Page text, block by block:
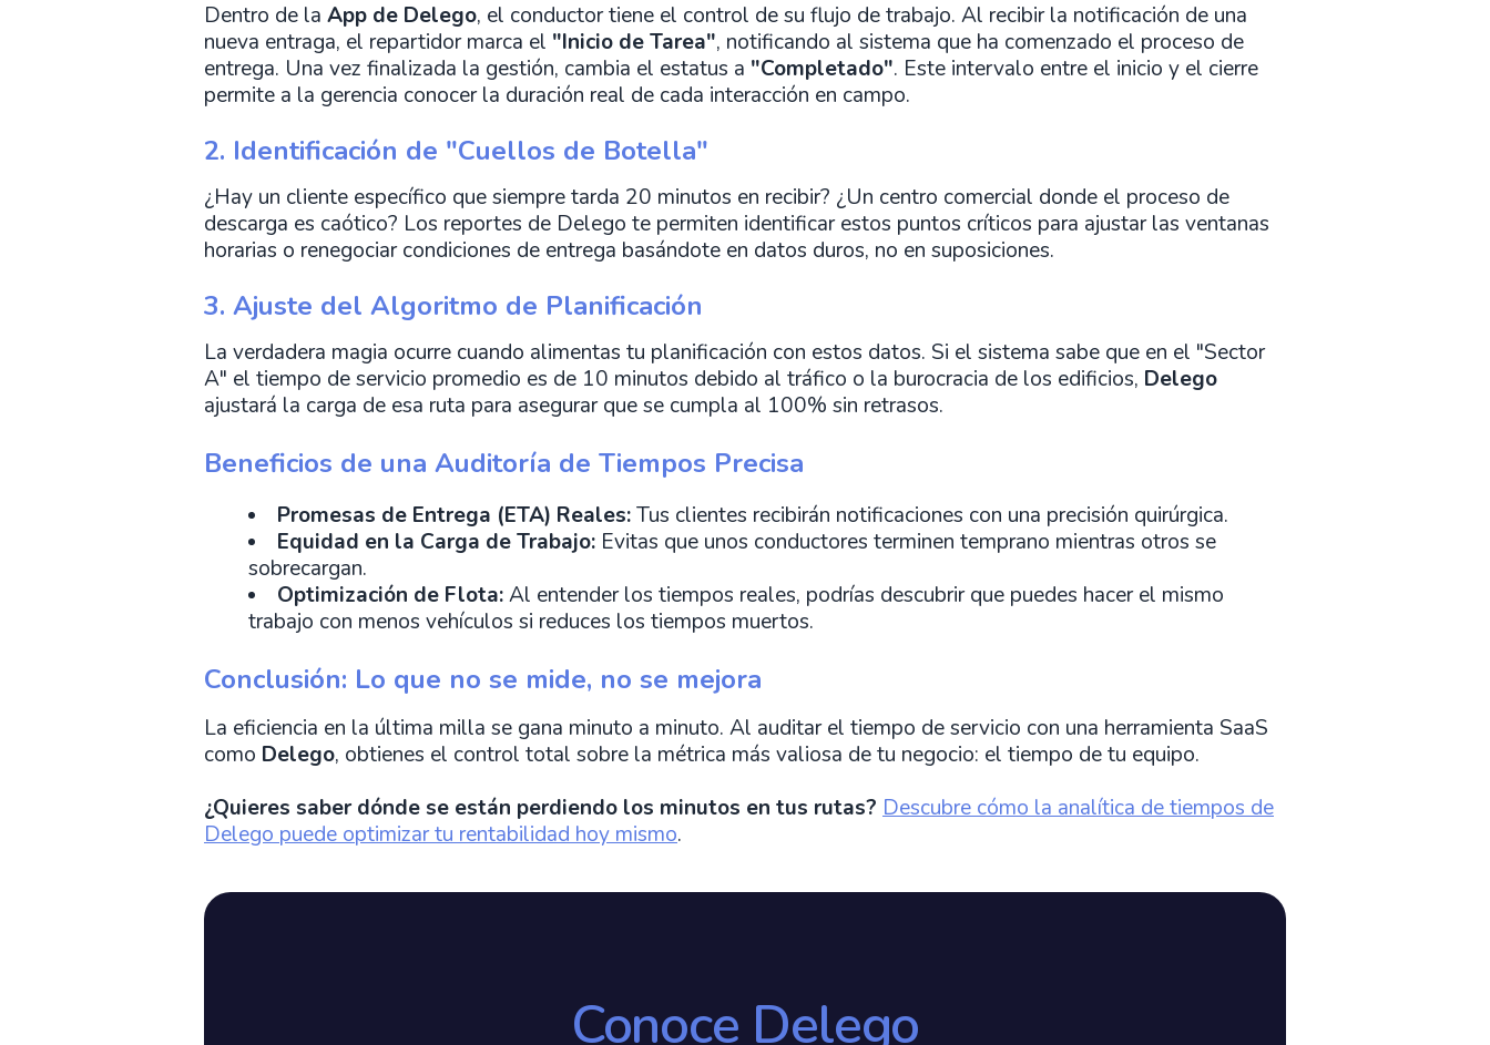
Dentro de la App de Delego, el conductor tiene el control de su flujo de trabajo. Al recibir la notificación de una
nueva entraga, el repartidor marca el "Inicio de Tarea", notificando al sistema que ha comenzado el proceso de
entrega. Una vez finalizada la gestión, cambia el estatus a "Completado". Este intervalo entre el inicio y el cierre
permite a la gerencia conocer la duración real de cada interacción en campo.
2. Identificación de "Cuellos de Botella"
¿Hay un cliente específico que siempre tarda 20 minutos en recibir? ¿Un centro comercial donde el proceso de
descarga es caótico? Los reportes de Delego te permiten identificar estos puntos críticos para ajustar las ventanas
horarias o renegociar condiciones de entrega basándote en datos duros, no en suposiciones.
3. Ajuste del Algoritmo de Planificación
La verdadera magia ocurre cuando alimentas tu planificación con estos datos. Si el sistema sabe que en el "Sector
A" el tiempo de servicio promedio es de 10 minutos debido al tráfico o la burocracia de los edificios, Delego
ajustará la carga de esa ruta para asegurar que se cumpla al 100% sin retrasos.
Beneficios de una Auditoría de Tiempos Precisa
Promesas de Entrega (ETA) Reales:Tus clientes recibirán notificaciones con una precisión quirúrgica.
Equidad en la Carga de Trabajo: Evitas que unos conductores terminen temprano mientras otros se
sobrecargan.
Optimización de Flota:Al entender los tiempos reales, podrías descubrir que puedes hacer el mismo
trabajo con menos vehículos si reduces los tiempos muertos.
Conclusión: Lo que no se mide, no se mejora
La eficiencia en la última milla se gana minuto a minuto. Al auditar el tiempo de servicio con una herramienta SaaS
como Delego, obtienes el control total sobre la métrica más valiosa de tu negocio: el tiempo de tu equipo.
¿Quieres saber dónde se están perdiendo los minutos en tus rutas? Descubre cómo la analítica de tiempos de
Delego puede optimizar tu rentabilidad hoy mismo.
Conoce Delego